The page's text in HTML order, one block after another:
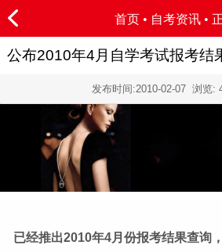
首页 • 自考资讯 •
公布2010年4月自学考试报考结
发布时间:2010-02-07浏览:
已经推出2010年4月份报考结果查询